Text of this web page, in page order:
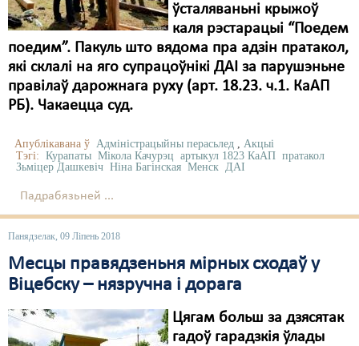
ўсталяваньні крыжоў
каля рэстарацыі “Поедем
поедим”. Пакуль што вядома пра адзін пратакол,
які склалі на яго супрацоўнікі ДАІ за парушэньне
правілаў дарожнага руху (арт. 18.23. ч.1. КаАП
РБ). Чакаецца суд.
Апублікавана ў Адміністрацыйны перасьлед
Акцыі
Тэгі: Курапаты Мікола Качурэц артыкул 1823 КаАП пратакол
Зьміцер Дашкевіч Ніна Багінская Менск ДАІ
Падрабязьней ...
Панядзелак, 09 Ліпень 2018
Месцы правядзеньня мірных сходаў у
Віцебску – нязручна і дорага
Цягам больш за дзясятак
гадоў гарадзкія ўлады